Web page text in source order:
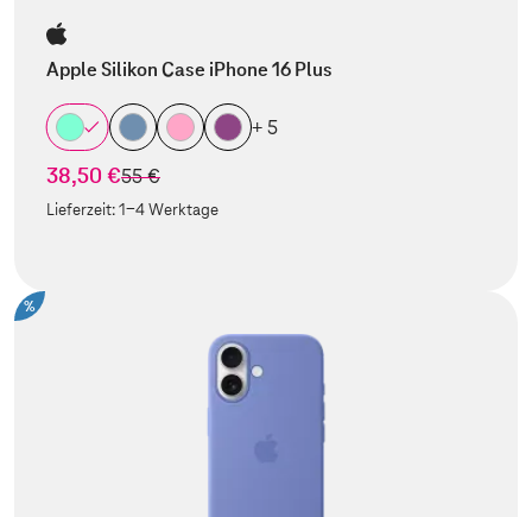
Apple Silikon Case iPhone 16 Plus
+ 5
38,50 €statt
55 €
Lieferzeit:1-4 Werktage
%